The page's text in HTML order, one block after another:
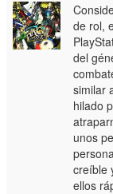
de rol,
del
similar
hilado
unos
creíble
ellos